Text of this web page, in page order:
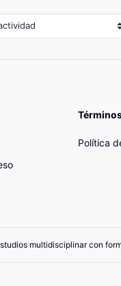
Política
multidisciplinar con